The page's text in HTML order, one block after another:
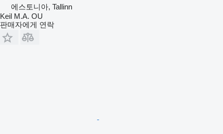
에스토니아, Tallinn
Keil M.A. OU
판매자에게 연락